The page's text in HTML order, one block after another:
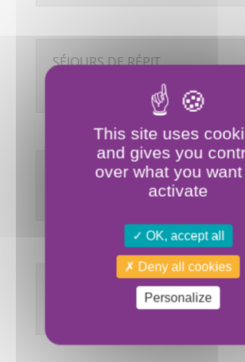
SÉJOURS DE RÉPIT
MISE À DISPOSITION DE
LOGEMENTS / VIE PARTAGÉE
ACTIVITÉS COMMERCIALES ET
This site uses
and gives you
over what you
activate
OK, accept all
Deny all cookies
Personalize